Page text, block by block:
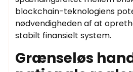
blockchain-teknologiens
nødvendigheden af at
stabilt finansielt system.
Grænseløs